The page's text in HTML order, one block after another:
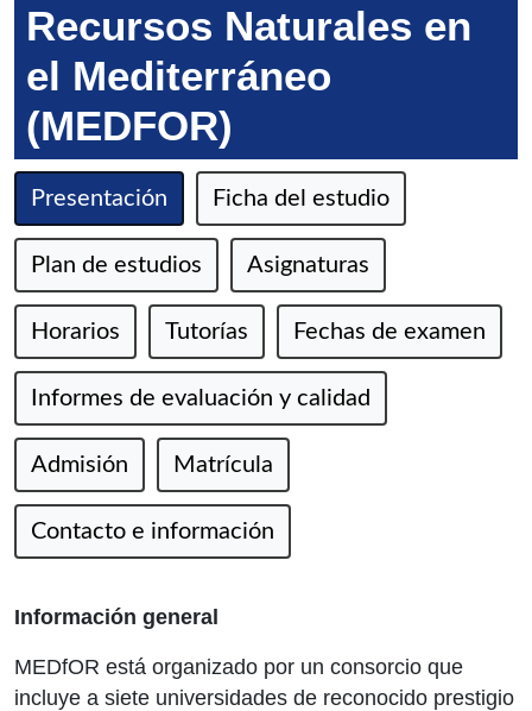
Recursos Naturales en
el Mediterráneo
(MEDFOR)
Presentación Ficha del estudio
Plan de estudios Asignaturas
Horarios Tutorías Fechas de examen
Informes de evaluación y calidad
Admisión Matrícula
Contacto e información
Información general
MEDfOR está organizado por un consorcio que
incluye a siete universidades de reconocido prestigio